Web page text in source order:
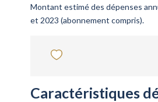
Montant estimé des dépenses
et 2023 (abonnement compris).
Caractéristiques